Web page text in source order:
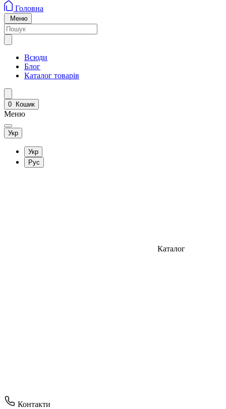
Головна
Меню
Всюди
Блог
Каталог товарів
0 Кошик
Меню
Укр
Укр
Рус
Каталог
Контакти